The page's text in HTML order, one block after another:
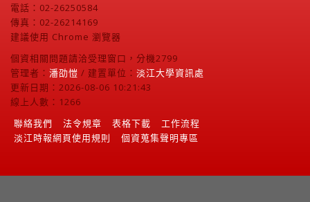
電話：02-26250584
傳真：02-26214169
建議使用 Chrome 瀏覽器
個資相關問題請洽受理窗口，分機2799
管理者： 潘劭愷 / 建置單位： 淡江大學資訊處
更新日期：2026-08-06 10:21:43
線上人數：1266
聯絡我們
法令規章 表格下載
工作流程
淡江時報網頁使用規則
個資蒐集聲明專區